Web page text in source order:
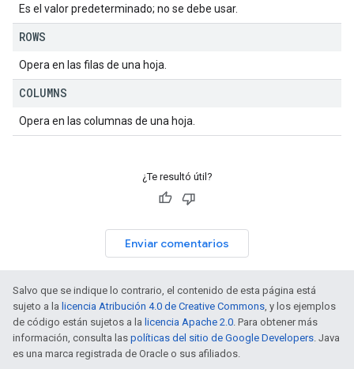
Es el valor predeterminado; no se debe usar.
ROWS
Opera en las filas de una hoja.
COLUMNS
Opera en las columnas de una hoja.
¿Te resultó útil?
Enviar comentarios
Salvo que se indique lo contrario, el contenido de esta página está
sujeto a la licencia Atribución 4.0 de Creative Commons, y los ejemplos
de código están sujetos a la licencia Apache 2.0. Para obtener más
información, consulta las políticas del sitio de Google Developers. Java
es una marca registrada de Oracle o sus afiliados.